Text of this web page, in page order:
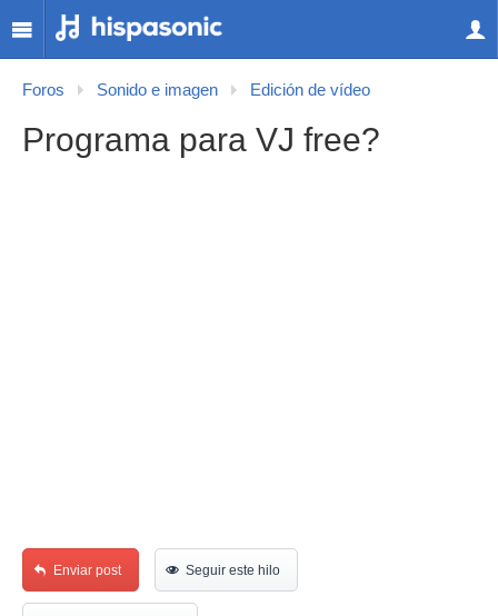
Foros Sonido e imagen Edición de vídeo
Programa para VJ free?
Enviar post Seguir este hilo